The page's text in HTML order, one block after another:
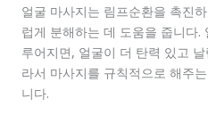
얼굴 마사지는 림프순환을 촉진
럽게 분해하는 데 도움을 줍니다.
루어지면, 얼굴이 더 탄력 있고
라서 마사지를 규칙적으로 해주
니다.